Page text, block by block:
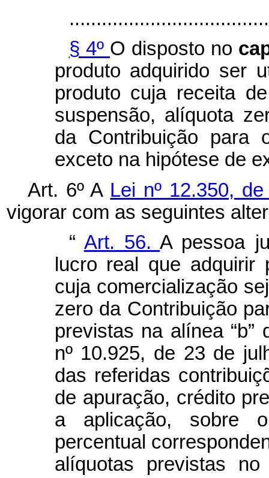
§ 4º O disposto no
produto adquirido ser
produto cuja receita
suspensão, alíquota
da Contribuição para
exceto na hipótese de
Art. 6º A Lei nº 12.350,
vigorar com as seguintes
“ Art. 56.A pessoa
lucro real que adquirir
cuja comercialização
zero da Contribuição
previstas na alínea
nº 10.925, de 23 de
das referidas
de apuração, crédito
a aplicação, sobre
percentual
alíquotas previstas